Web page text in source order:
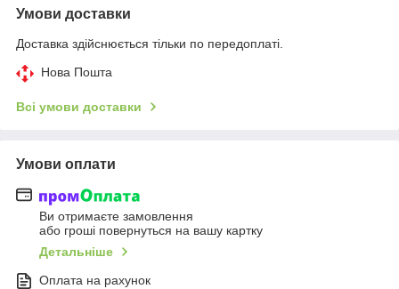
Умови доставки
Доставка здійснюється тільки по передоплаті.
Нова Пошта
Всі умови доставки
Умови оплати
Ви отримаєте замовлення
або гроші повернуться на вашу картку
Детальніше
Оплата на рахунок